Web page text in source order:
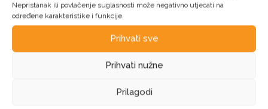
Nepristanak ili povlačenje suglasnosti može negativno utjecati na
određene karakteristike i funkcije.
Prihvati sve
Prihvati nužne
Prilagodi
Pack Weight
Netto (kg)
0.05 kg
Pieces in pack 1